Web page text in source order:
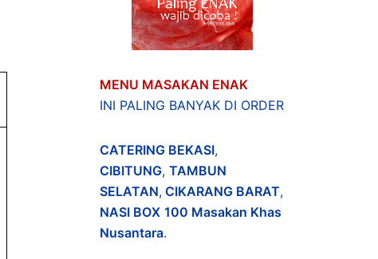
MENU MASAKAN ENAK
INI PALING BANYAK DI ORDER
CATERING BEKASI,
CIBITUNG, TAMBUN
SELATAN,CIKARANG BARAT,
NASI BOX 100 Masakan Khas
Nusantara.